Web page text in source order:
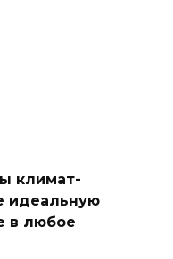
климат-
идеальную
в любое